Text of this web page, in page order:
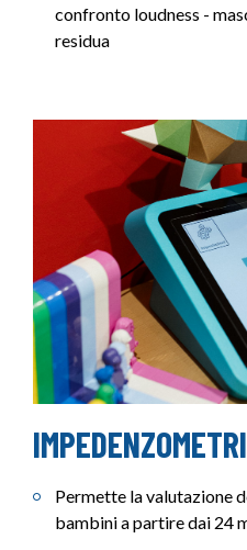
confronto loudness -
residua
Permette la valutazione
bambini a partire dai 24